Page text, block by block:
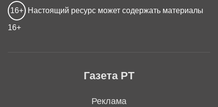
Газета РТ
Реклама
16+ Настоящий ресурс может содержать материалы
16+